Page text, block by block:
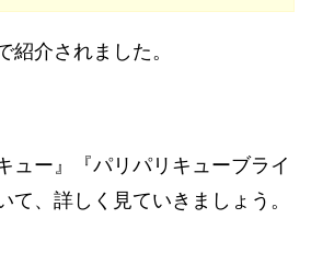
紹介されました。
ュー』『パリパリキューブライ
て、詳しく見ていきましょう。